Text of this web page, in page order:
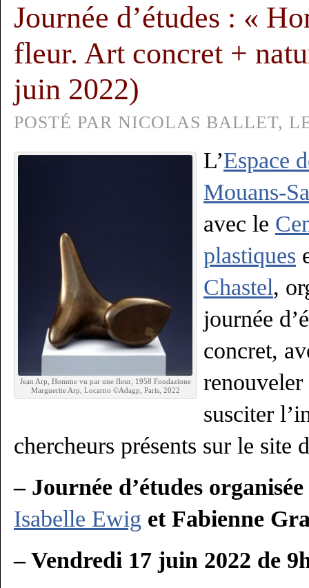
Journée d’études : «
fleur. Art concret +
juin 2022)
POSTÉ PAR NICOLAS BALLET,
Jean Arp, Homme vu par une fleur, 1958 Fondazione
Marguerite Arp, Locarno ©Adagp, Paris, 2022
L’Espace
Mouans-
avec le
plastiques
Chastel,
journée
concret,
renouveler
susciter
chercheurs présents sur le site
– Journée d’études
Isabelle Ewig et Fabienne
– Vendredi 17 juin 2022 de